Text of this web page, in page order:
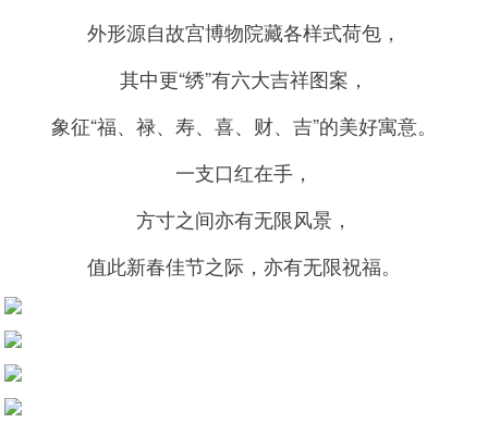
外形源自故宫博物院藏各样式荷包，
其中更“绣”有六大吉祥图案，
象征“福、禄、寿、喜、财、吉”的美好寓意。
一支口红在手，
方寸之间亦有无限风景，
值此新春佳节之际，亦有无限祝福。